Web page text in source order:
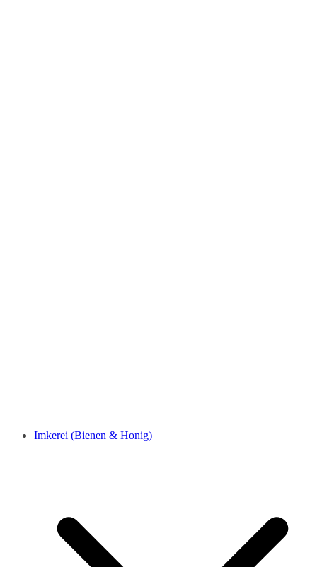
Imkerei (Bienen & Honig)